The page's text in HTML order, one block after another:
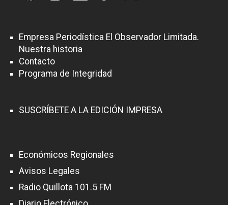
Empresa Periodística El Observador Limitada.
Nuestra historia
Contacto
Programa de Integridad
SUSCRÍBETE A LA EDICIÓN IMPRESA
Económicos Regionales
Avisos Legales
Radio Quillota 101.5 FM